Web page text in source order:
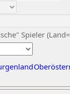
Spieler